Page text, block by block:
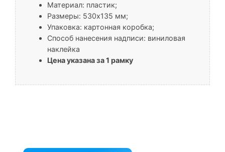
Материал: пластик;
Размеры: 530х135 мм;
Упаковка: картонная коробка;
Способ нанесения надписи: виниловая
наклейка
Цена указана за 1 рамку